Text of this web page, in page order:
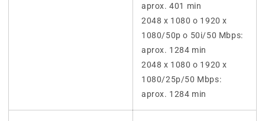
aprox. 401 min
2048 x 1080 o 1920 x
1080/50p o 50i/50 Mbps:
aprox. 1284 min
2048 x 1080 o 1920 x
1080/25p/50 Mbps:
aprox. 1284 min